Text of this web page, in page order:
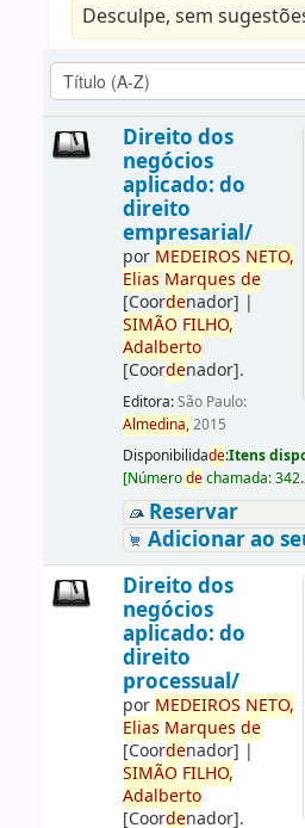
Desculpe, sem
Direito dos
negócios
aplicado: do
direito
empresarial/
por MEDEIROS NETO,
Elias Marques de
[Coordenador] |
SIMÃO FILHO,
Adalberto
[Coordenador].
Editora:São Paulo:
Almedina,2015
Disponibilidade:Itens
[Númerodechamada:
Reservar
Adicionar ao
Direito dos
negócios
aplicado: do
direito
processual/
por MEDEIROS NETO,
Elias Marques de
[Coordenador] |
SIMÃO FILHO,
Adalberto
[Coordenador].